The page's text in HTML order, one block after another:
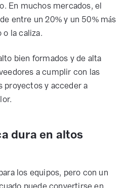
En muchos mercados, el
entre un 20% y un 50% más
o la caliza.
bien formados y de alta
a cumplir con las
proyectos y acceder a
dura en altos
los equipos, pero con un